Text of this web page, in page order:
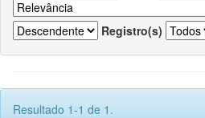
Registro(s)
Resultado 1-1 de 1.